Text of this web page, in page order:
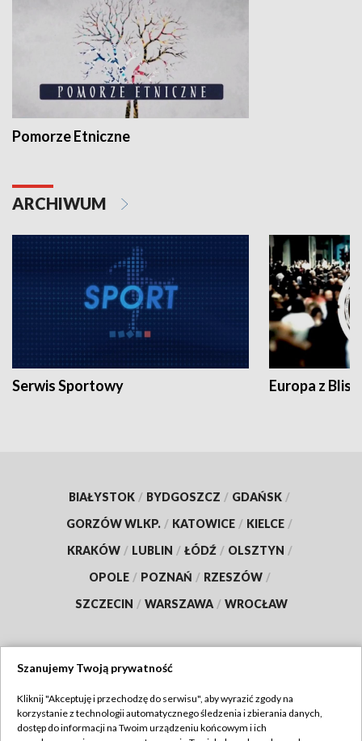
Pomorze Etniczne
ARCHIWUM
Serwis Sportowy Europa z
BIAŁYSTOK / BYDGOSZCZ / GDAŃSK /
GORZÓW WLKP. / KATOWICE / KIELCE /
KRAKÓW / LUBLIN / ŁÓDŹ / OLSZTYN /
OPOLE / POZNAŃ / RZESZÓW /
SZCZECIN / WARSZAWA / WROCŁAW
TVP
Szanujemy Twoją prywatność
Kliknij "Akceptuję i przechodzę do serwisu", aby wyrazić zgody na
korzystanie z technologii automatycznego śledzenia i zbierania danych,
dostęp do informacji na Twoim urządzeniu końcowym i ich